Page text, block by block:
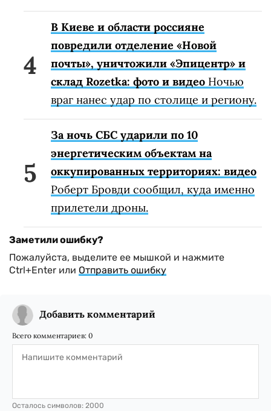
В Киеве и области россияне
повредили отделение «Новой
почты», уничтожили «Эпицентр» и
склад Rozetka: фото и видео Ночью
враг нанес удар по столице и региону.
За ночь СБС ударили по 10
энергетическим объектам на
оккупированных территориях: видео
Роберт Бровди сообщил, куда именно
прилетели дроны.
Заметили ошибку?
Пожалуйста, выделите ее мышкой и нажмите
Ctrl+Enter или Отправить ошибку
Добавить комментарий
Всего комментариев: 0
Осталось символов: 2000